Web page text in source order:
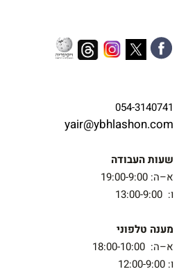
054-3140741
yair@ybhlashon.com
שעות העבודה
א–ה: 19:00-9:00
ו: 13:00-9:00
מענה טלפוני
א–ה: 18:00-10:00
ו: 12:00-9:00